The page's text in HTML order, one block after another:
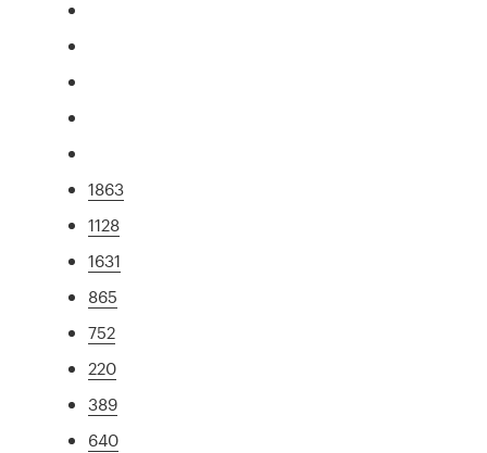
1863
1128
1631
865
752
220
389
640